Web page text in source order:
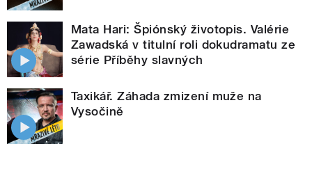
Mata Hari: Špiónský životopis. Valérie
Zawadská v titulní roli dokudramatu ze
série Příběhy slavných
Taxikář. Záhada zmizení muže na
Vysočině